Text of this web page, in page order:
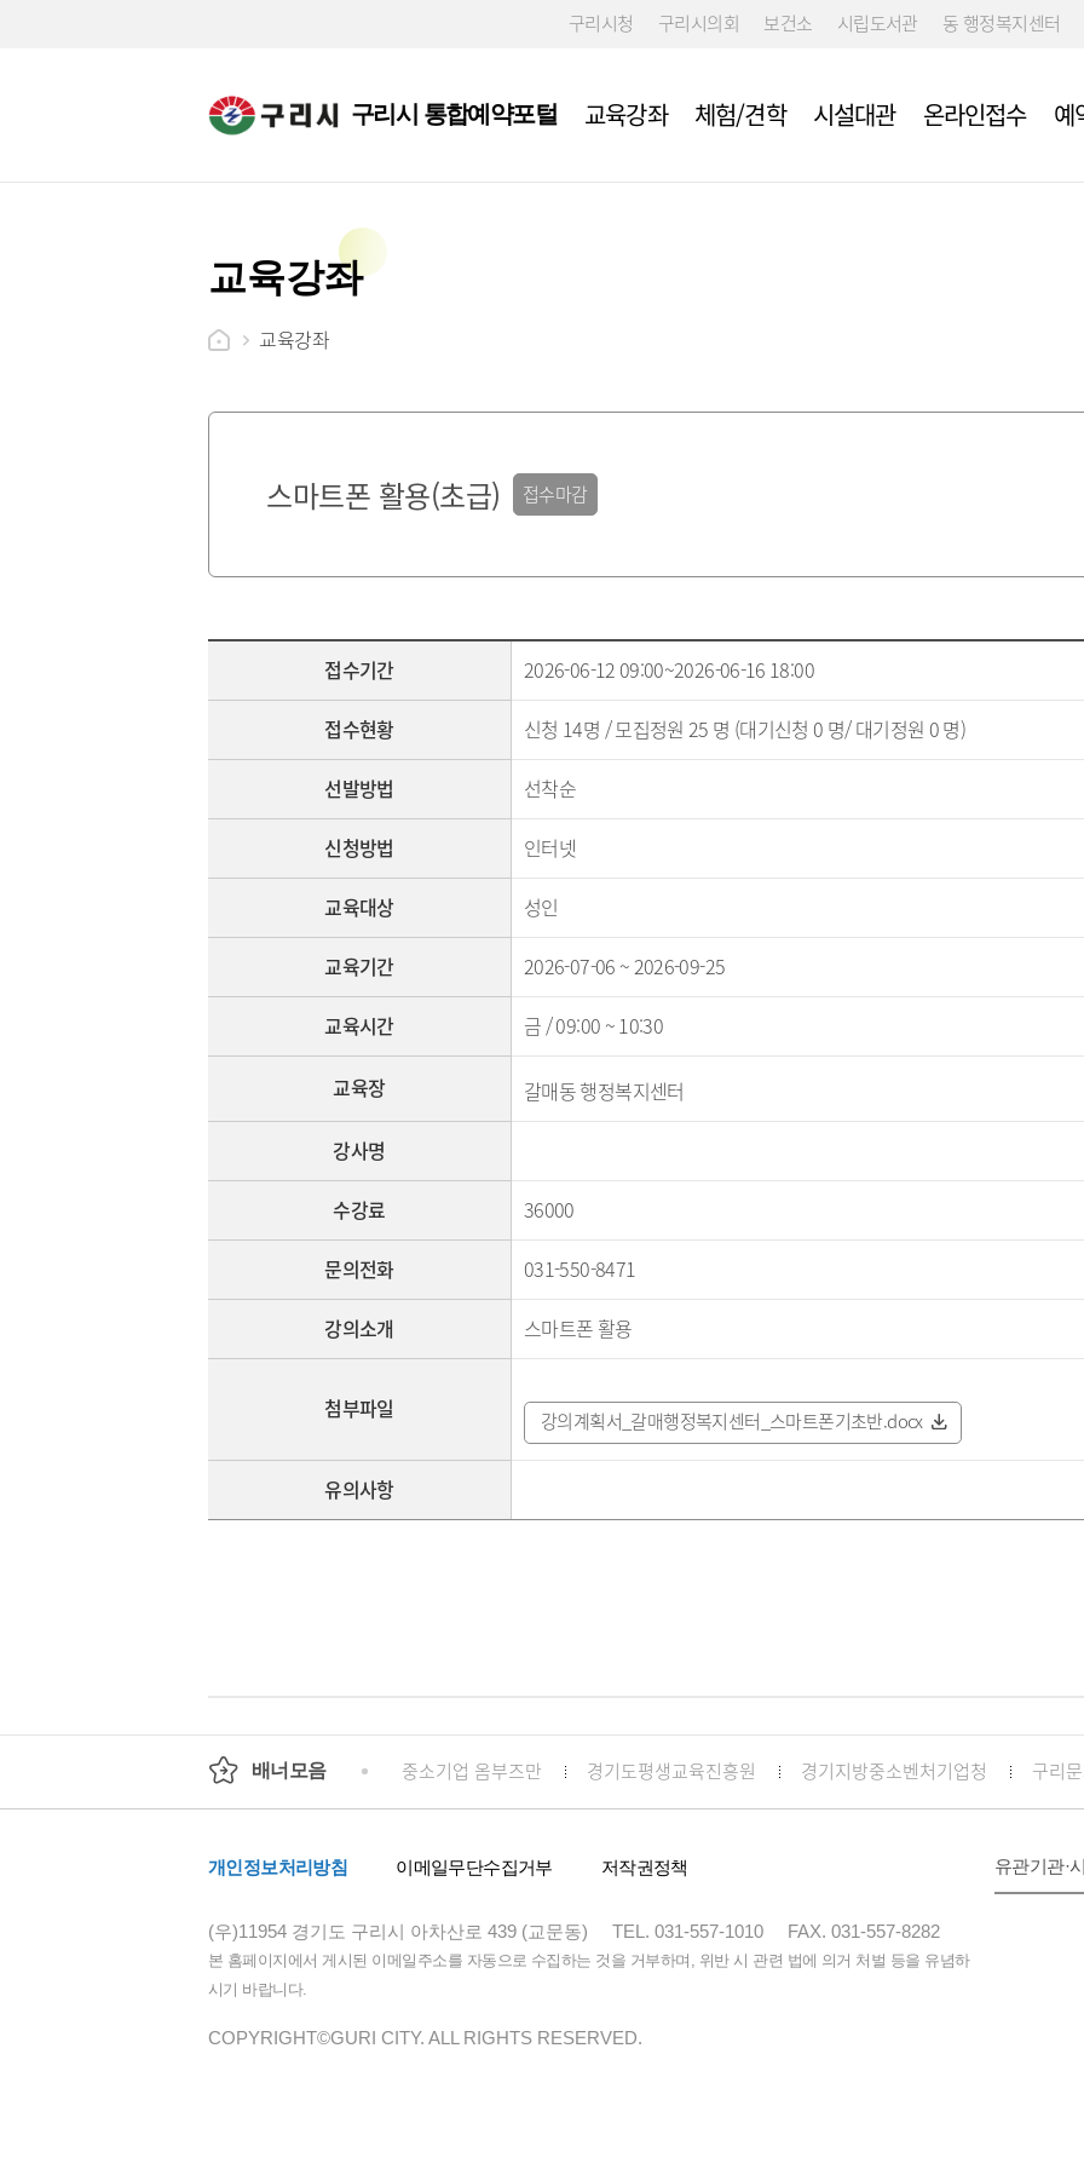
구리시청 구리시의회 보건소 시립도서관 동 행정복지센터
구리시 통합예약포털 교육강좌 체험/견학 시설대관 온라인접수 예
교육강좌
교육강좌
스마트폰 활용(초급) 접수마감
접수기간 2026-06-12 09:00~2026-06-16 18:00
접수현황 신청 14명 / 모집정원 25 명 (대기신청 0 명/ 대기정원 0 명)
선발방법 선착순
신청방법 인터넷
교육대상 성인
교육기간 2026-07-06 ~ 2026-09-25
교육시간 금 / 09:00 ~ 10:30
교육장 갈매동 행정복지센터
강사명
수강료 36000
문의전화 031-550-8471
강의소개 스마트폰 활용
첨부파일 강의계획서_갈매행정복지센터_스마트폰기초반.docx
유의사항
배너모음
경기도청 행정안전부 중소기업 옴부즈만 경기도평생교육진흥원 경기지방중소벤처기업청 구리
개인정보처리방침 이메일무단수집거부 저작권정책
(우)11954 경기도 구리시 아차산로 439 (교문동) TEL. 031-557-1010 FAX. 031-557-8282
본 홈페이지에서 게시된 이메일주소를 자동으로 수집하는 것을 거부하며, 위반 시 관련 법에 의거 처벌 등을 유념하
시기 바랍니다.
COPYRIGHT©GURI CITY. ALL RIGHTS RESERVED.
유관기관·